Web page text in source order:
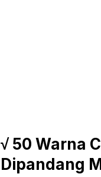
√ 50 Warna
Dipandang